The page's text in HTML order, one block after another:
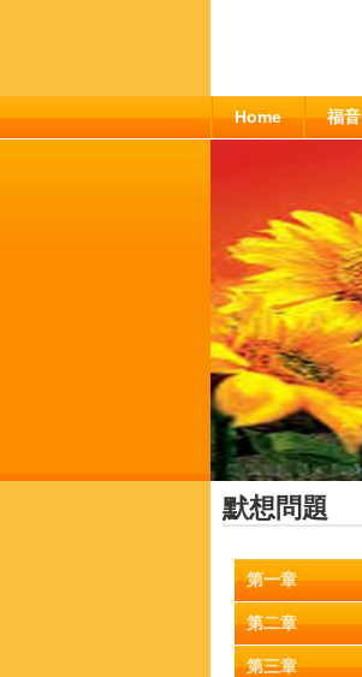
Home 福音
默想問題
第一章
第二章
第三章